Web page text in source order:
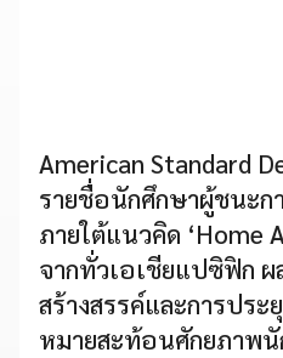
American Standard
รายชื่อนักศึกษาผู้ชนะ
ภายใต้แนวคิด ‘Home
จากทั่วเอเชียแปซิฟิก
สร้างสรรค์และการประ
หมายสะท้อนศักยภาพ